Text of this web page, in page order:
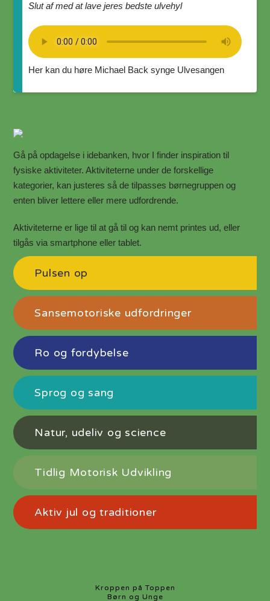
Slut af med at lave jeres bedste ulvehyl
Her kan du høre Michael Back synge Ulvesangen
Gå på opdagelse i idebanken, hvor I finder inspiration til
fysiske aktiviteter.Aktiviteterne under de forskellige
kategorier, kan justeres så de tilpasses børnegruppen og
enten bliver lettere eller mere udfordrende.
Aktiviteterne er lige til at gå til og kan nemt printes ud, eller
tilgås via smartphone eller tablet.
Pulsen op
Sansemotoriske udfordringer
Ro og fordybelse
Sprog og sang
Natur, udeliv og science
Tidlig Motorisk Udvikling
Aktiv jul og traditioner
Kroppen på Toppen
Børn og Unge